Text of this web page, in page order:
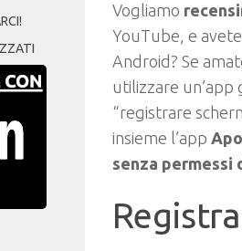
Vogliamo
YouTube, e
Android? Se
utilizzare
“registrare
insieme l’app
senza permessi